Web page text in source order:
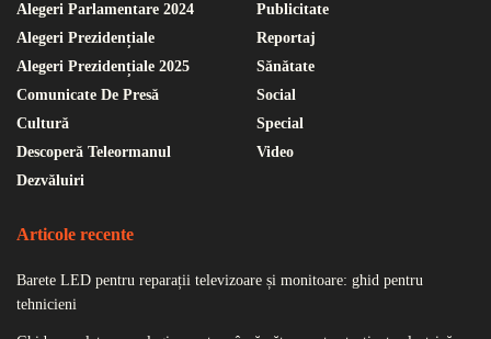
Alegeri Parlamentare 2024
Alegeri Prezidențiale
Alegeri Prezidențiale 2025
Comunicate De Presă
Cultură
Descoperă Teleormanul
Dezvăluiri
Publicitate
Reportaj
Sănătate
Social
Special
Video
Articole recente
Barete LED pentru reparații televizoare și monitoare: ghid pentru
tehnicieni